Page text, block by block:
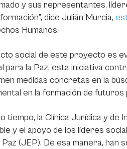
y sus representantes,
dice Julián Murcia,
Humanos.
social de este proyecto es
para la Paz, esta iniciativa
medidas concretas en la
en la formación de
tiempo, la Clínica Jurídica y
y el apoyo de los líderes
Paz (JEP). De esa manera, han